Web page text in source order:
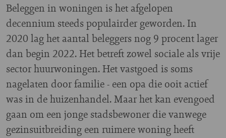
Beleggen in woningen is het afgelopen
decennium steeds populairder geworden. In
2020 lag het aantal beleggers nog 9 procent lager
dan begin 2022. Het betreft zowel sociale als vrije
sector huurwoningen. Het vastgoed is soms
nagelaten door familie - een opa die ooit actief
was in de huizenhandel. Maar het kan evengoed
gaan om een jonge stadsbewoner die vanwege
gezinsuitbreiding een ruimere woning heeft